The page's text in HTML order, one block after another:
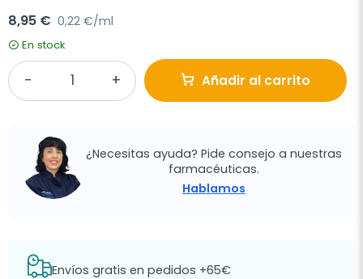
8,95 € 0,22 €/ml
En stock
Añadir al carrito
¿Necesitas ayuda? Pide consejo a nuestras
farmacéuticas.
Hablamos
Envíos gratis en pedidos +65€